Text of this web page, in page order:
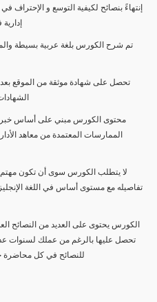
إنتهاءً بنصائح لكيفية التوسع و
تم شرح الكورس بلغة عربية بسيطة
تحصل على شهادة موثقة من الموقع
محتوى الكورس مبني على أساس
الممارسات المعتمدة من معاهد
لا يتطلب الكورس سوى أن تكون مهتم
تفاصيله مع مستوى أساس في اللغة
الكورس يحتوى على العديد من النصائح
تحصل عليها بالرغم من عملك لسنوات
للنصائح في كل